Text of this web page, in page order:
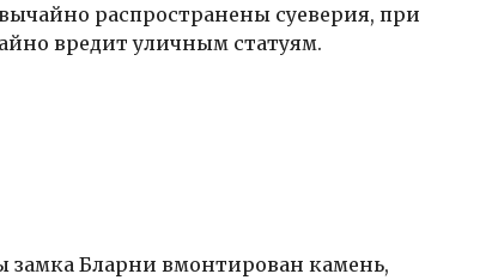
распространены суеверия, при
вредит уличным статуям.
Бларни вмонтирован камень,